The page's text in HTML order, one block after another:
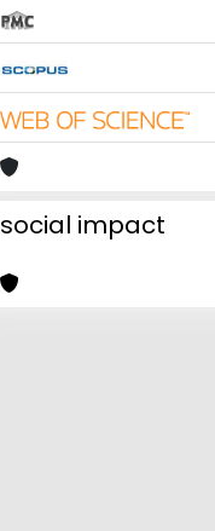
social impact